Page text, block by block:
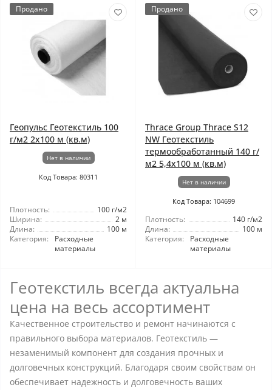
Продано
Геопульс Геотекстиль 100
г/м2 2x100 м (кв.м)
Нет в наличии
Код Товара: 80311
Плотность:
100 г/м2
Ширина:
2 м
Длина:
100 м
Категория:
Расходные
материалы
Продано
Thrace Group Thrace S12
NW Геотекстиль
термообработанный 140 г/
м2 5,4x100 м (кв.м)
Нет в наличии
Код Товара: 104699
Плотность:
140 г/м2
Длина:
100 м
Категория:
Расходные
материалы
Геотекстиль всегда актуальна
цена на весь ассортимент
Качественное строительство и ремонт начинаются с
правильного выбора материалов. Геотекстиль —
незаменимый компонент для создания прочных и
долговечных конструкций. Благодаря своим свойствам он
обеспечивает надежность и долговечность ваших